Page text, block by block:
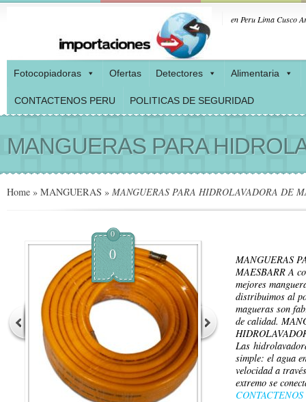
en Peru Lima Cusco
Fotocopiadoras Ofertas Detectores Alimentaria
CONTACTENOS PERU POLITICAS DE SEGURIDAD
MANGUERAS PARA
Home » MANGUERAS » MANGUERAS PARA HIDROLAVADORA DE
0
0
MANGUERAS
MAESBARR A
mejores
distribuimos al
magueras son
de calidad.
Las
simple: el agua
velocidad a
extremo se
CONTACTENOS